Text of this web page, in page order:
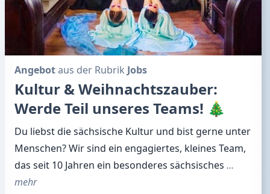
Angebotaus der Rubrik Jobs
Kultur & Weihnachtszauber:
Werde Teil unseres Teams! 🎄
Du liebst die sächsische Kultur und bist gerne unter
Menschen? Wir sind ein engagiertes, kleines Team,
das seit 10 Jahren ein besonderes sächsisches …
mehr